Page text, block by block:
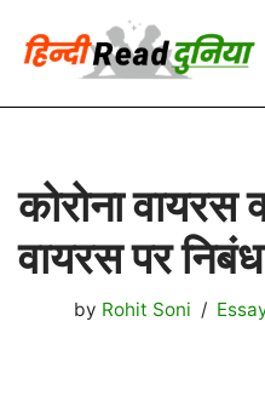
Skip
कोरोना वायरस
वायरस पर निबंध
by Rohit Soni